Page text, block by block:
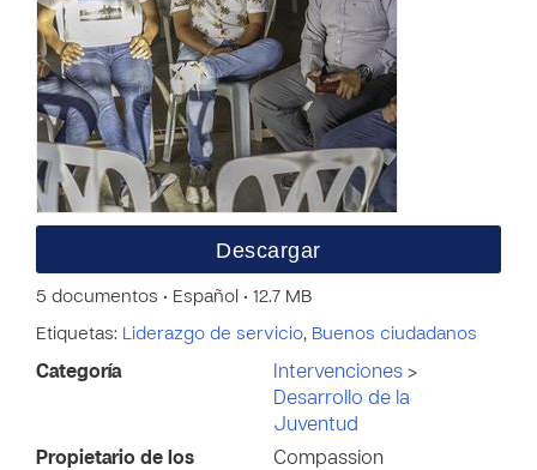
Descargar
5 documentos • Español • 12.7 MB
Etiquetas: Liderazgo de servicio, Buenos ciudadanos
Categoría Intervenciones >
Desarrollo de la
Juventud
Propietario de los
Compassion